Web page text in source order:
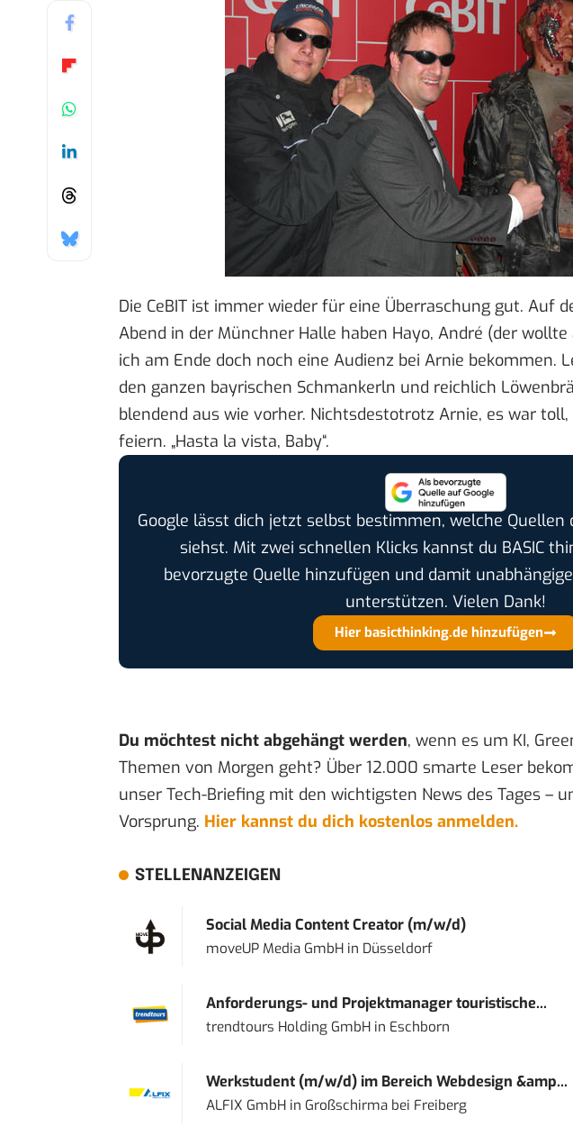
Die CeBIT ist immer wieder für eine Überraschung gut. Auf
Abend in der Münchner Halle haben Hayo, André (der
ich am Ende doch noch eine Audienz bei Arnie bekommen.
den ganzen bayrischen Schmankerln und reichlich
blendend aus wie vorher. Nichtsdestotrotz Arnie, es war
feiern. „Hasta la vista, Baby“.
Google lässt dich jetzt selbst bestimmen, welche Quellen
siehst. Mit zwei schnellen Klicks kannst du BASIC
bevorzugte Quelle hinzufügen und damit
unterstützen. Vielen Dank!
Hier basicthinking.de hinzufügen
Du möchtest nicht abgehängt werden, wenn es um KI,
Themen von Morgen geht? Über 12.000 smarte Leser
unser Tech-Briefing mit den wichtigsten News des Tages –
Vorsprung. Hier kannst du dich kostenlos anmelden.
STELLENANZEIGEN
Social Media Content Creator (m/w/d)
moveUP Media GmbHin Düsseldorf
Anforderungs- und Projektmanager touristische...
trendtours Holding GmbHin Eschborn
Werkstudent (m/w/d) im Bereich Webdesign &amp...
ALFIX GmbHin Großschirma bei Freiberg